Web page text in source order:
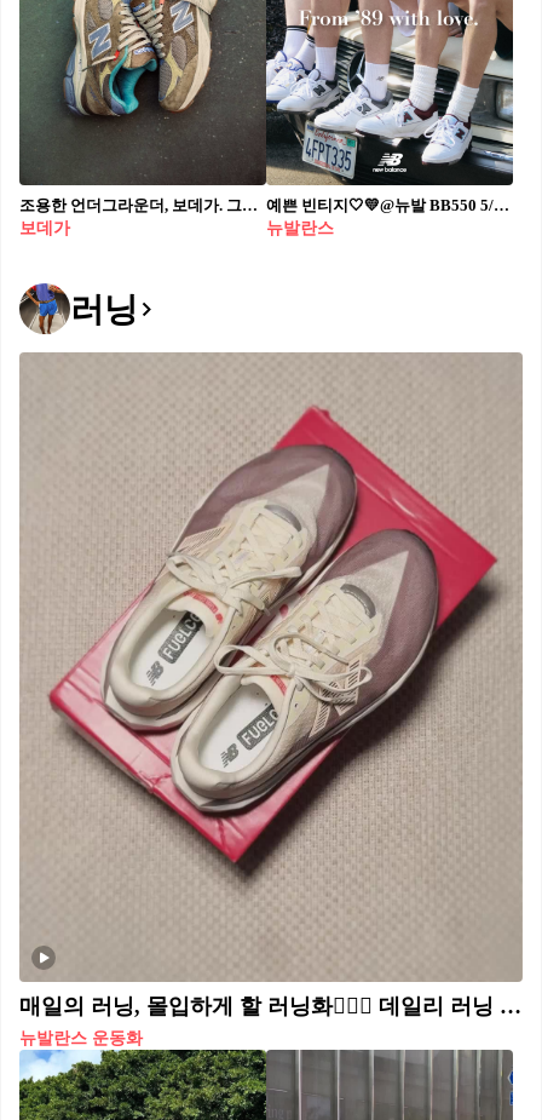
조용한 언더그라운더, 보데가.⁠ 그리고 뉴발란스와 써내려간 15년의 아카이브와 존재감 👟⁠ ⁠ 보데가의 15년, 그리고 존재가치에 대한 선언.⁠ ⁠ 2021년, 보데가와 뉴발란스는 브랜드 창립 15주년을 기념하며 990v3 “Here To Stay”를 출시했습니다. ‘2006’과 ‘2021’이 새겨진 혀 라벨, 프리미엄 누벅과 메시 소재, 그리고 신발끈 끝에 각인된 Bodega 레터링은 디테일에 진심인 협업의 상징입니다.⁠ ⁠ 차분한 그레이를 기반으로 네이비, 머스타드, 퍼플이 어우러진 컬러웨이는 클래식과 위트를 동시에 담아냈습니다. 단순한 리미티드 에디션이 아니라, 스트릿 씬에서 보데가가 쌓아온 시간과 위치를 오롯이 담아낸 ‘존재 증명’입니다.⁠ ⁠ 보스턴을 기반으로 한 스트릿 부티크 ‘보데가(Bodega)’는 지난 15년간 언더그라운드 감성을 잃지 않은 채, 꾸준히 자신들의 미학과 커뮤니티 중심 문화를 지켜왔습니다. 여전히 문화의 본질을 꿰뚫는 브랜드로 묵묵히 우리 곁에 있습니다. ⁠
보데가
예쁜 빈티지🤍💛@뉴발 BB550 5/6(금) 11시🕚🏀원하는 색깔 @미리체크해 ✔️#광고
뉴발란스
러닝
매일의 러닝, 몰입하게 할 러닝화🏃🏻‍♀️ 데일리 러닝 최적템, 뉴발 퓨어셀 레벨 V5 자세히 보기🇺🇸🔍 뉴발란스 ‘퓨어셀 레벨 V5’는 데일리 러닝에 최적화된 초경량 러닝화입니다. 더 높아진 미드솔과 발등을 감싸는 락다운 구조가 5km 조깅부터 21km 중장거리까지 대응하며, 경량성과 반발력을 살린 PEBA‑EVA 혼합 폼이 자연스러운 추진력을 이끌어냅니다. 통기성 좋은 메시 어퍼와 발목 지지력을 높인 설계로, 여름에도 쾌적한 착화감을 줍니다. 운동과 스타일 사이 고민이라면 참고하세요.
뉴발란스 운동화